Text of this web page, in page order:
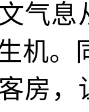
气
机。
房